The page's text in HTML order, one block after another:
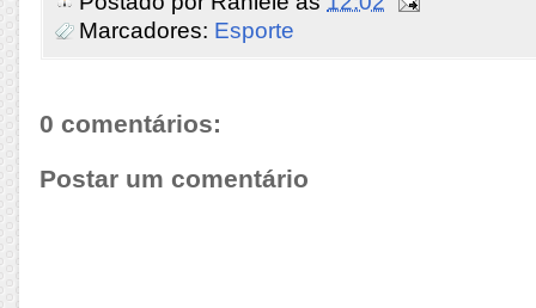
Marcadores: Esporte
0 comentários:
Postar um comentário